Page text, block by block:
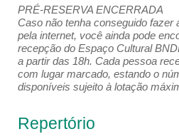
PRÉ-RESERVA ENCERRADA
Caso não tenha conseguido fazer
pela internet, você ainda pode
recepção do Espaço Cultural
a partir das 18h. Cada pessoa
com lugar marcado, estando o
disponíveis sujeito à lotação
Repertório